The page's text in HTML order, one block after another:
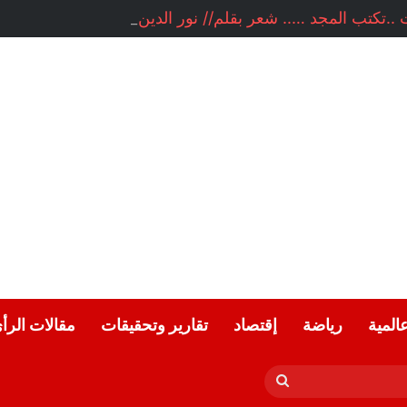
..تكتب المجد ….. شعر بقلم// نور الدين متوكل // المغرب
رياضة إقتصاد تقارير وتحقيقات مقالات
بحث